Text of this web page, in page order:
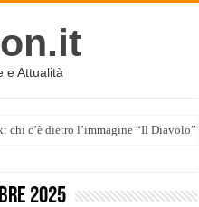
e Attualità
chi c’è dietro l’immagine “Il Diavolo”
2025